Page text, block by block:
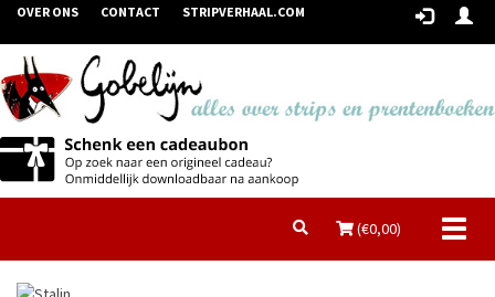
OVER ONS CONTACT STRIPVERHAAL.COM
(€0,00)